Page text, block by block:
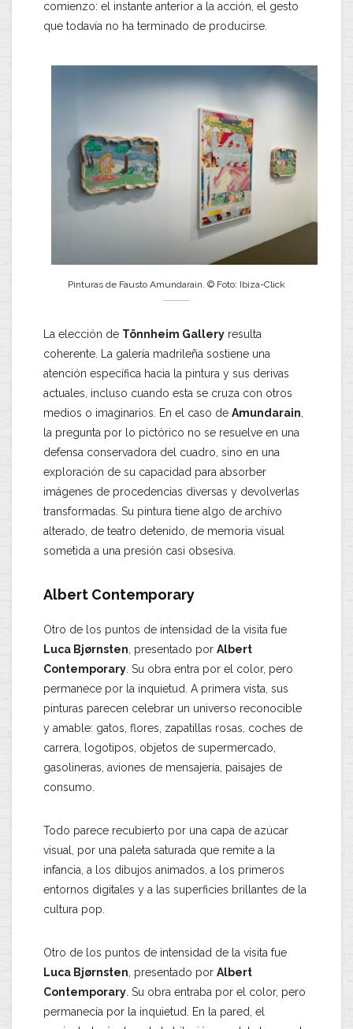
comienzo: el instante anterior a la acción, el gesto
que todavía no ha terminado de producirse.
Pinturas de Fausto Amundarain. © Foto: Ibiza-Click
La elección de Tönnheim Gallery resulta
coherente. La galería madrileña sostiene una
atención específica hacia la pintura y sus derivas
actuales, incluso cuando esta se cruza con otros
medios o imaginarios. En el caso de Amundarain
la pregunta por lo pictórico no se resuelve en una
defensa conservadora del cuadro, sino en una
exploración de su capacidad para absorber
imágenes de procedencias diversas y devolverlas
transformadas. Su pintura tiene algo de archivo
alterado, de teatro detenido, de memoria visual
sometida a una presión casi obsesiva.
Albert Contemporary
Otro de los puntos de intensidad de la visita fue
Luca Bjørnsten , presentado por Albert
Contemporary . Su obra entra por el color, pero
permanece por la inquietud. A primera vista, sus
pinturas parecen celebrar un universo reconocible
y amable: gatos, flores, zapatillas rosas, coches de
carrera, logotipos, objetos de supermercado,
gasolineras, aviones de mensajería, paisajes de
consumo.
Todo parece recubierto por una capa de azúcar
visual, por una paleta saturada que remite a la
infancia, a los dibujos animados, a los primeros
entornos digitales y a las superficies brillantes de la
cultura pop.
Otro de los puntos de intensidad de la visita fue
Luca Bjørnsten , presentado por Albert
Contemporary . Su obra entraba por el color, pero
permanecía por la inquietud. En la pared, el